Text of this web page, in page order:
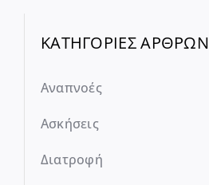
ΚΑΤΗΓΟΡΙΕΣ ΑΡΘΡΩΝ
Αναπνοές
Ασκήσεις
Διατροφή